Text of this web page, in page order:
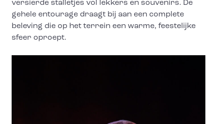
versierde stalletjes vol lekkers en souvenirs. De
gehele entourage draagt bij aan een complete
beleving die op het terrein een warme, feestelijke
sfeer oproept.